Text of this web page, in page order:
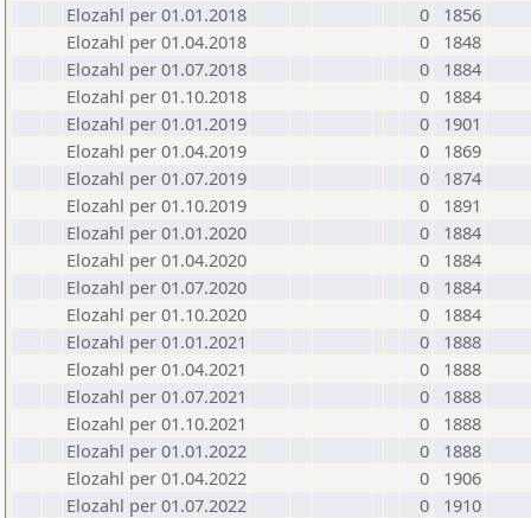
Elozahl per 01.01.2018
0
1856
Elozahl per 01.04.2018
0
1848
Elozahl per 01.07.2018
0
1884
Elozahl per 01.10.2018
0
1884
Elozahl per 01.01.2019
0
1901
Elozahl per 01.04.2019
0
1869
Elozahl per 01.07.2019
0
1874
Elozahl per 01.10.2019
0
1891
Elozahl per 01.01.2020
0
1884
Elozahl per 01.04.2020
0
1884
Elozahl per 01.07.2020
0
1884
Elozahl per 01.10.2020
0
1884
Elozahl per 01.01.2021
0
1888
Elozahl per 01.04.2021
0
1888
Elozahl per 01.07.2021
0
1888
Elozahl per 01.10.2021
0
1888
Elozahl per 01.01.2022
0
1888
Elozahl per 01.04.2022
0
1906
Elozahl per 01.07.2022
0
1910